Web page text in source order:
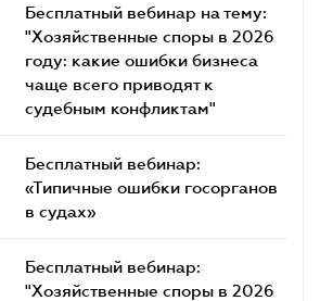
Бесплатный вебинар на тему:
"Хозяйственные споры в 2026
году: какие ошибки бизнеса
чаще всего приводят к
судебным конфликтам"
Бесплатный вебинар:
«Типичные ошибки госорганов
в судах»
Бесплатный вебинар:
"Хозяйственные споры в 2026